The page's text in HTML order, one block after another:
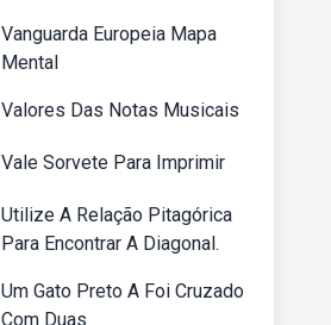
Vanguarda Europeia Mapa
Mental
Valores Das Notas Musicais
Vale Sorvete Para Imprimir
Utilize A Relação Pitagórica
Para Encontrar A Diagonal.
Um Gato Preto A Foi Cruzado
Com Duas